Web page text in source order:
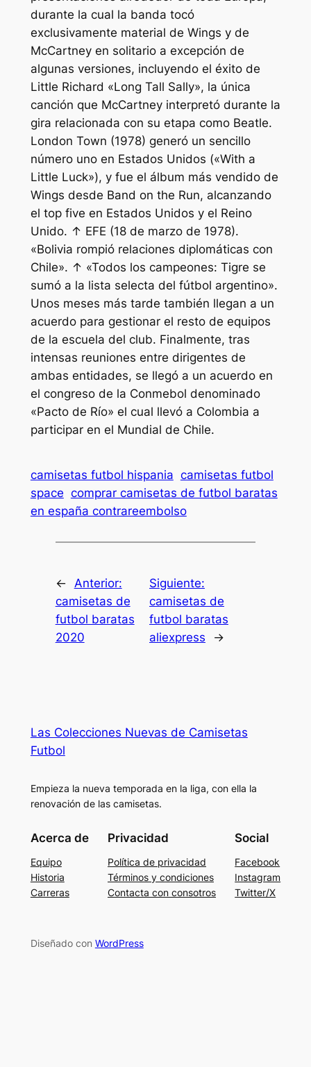
durante la cual la banda tocó
exclusivamente material de Wings y de
McCartney en solitario a excepción de
algunas versiones, incluyendo el éxito de
Little Richard «Long Tall Sally», la única
canción que McCartney interpretó durante la
gira relacionada con su etapa como Beatle.
London Town (1978) generó un sencillo
número uno en Estados Unidos («With a
Little Luck»), y fue el álbum más vendido de
Wings desde Band on the Run, alcanzando
el top five en Estados Unidos y el Reino
Unido. ↑ EFE (18 de marzo de 1978).
«Bolivia rompió relaciones diplomáticas con
Chile». ↑ «Todos los campeones: Tigre se
sumó a la lista selecta del fútbol argentino».
Unos meses más tarde también llegan a un
acuerdo para gestionar el resto de equipos
de la escuela del club. Finalmente, tras
intensas reuniones entre dirigentes de
ambas entidades, se llegó a un acuerdo en
el congreso de la Conmebol denominado
«Pacto de Río» el cual llevó a Colombia a
participar en el Mundial de Chile.
camisetas futbol hispania camisetas futbol
space comprar camisetas de futbol baratas
en españa contrareembolso
← Anterior:
camisetas de
futbol baratas
2020
Siguiente:
camisetas de
futbol baratas
aliexpress
→
Las Colecciones Nuevas de Camisetas
Futbol
Empieza la nueva temporada en la liga, con ella la
renovación de las camisetas.
Acerca de
Equipo
Historia
Carreras
Privacidad
Política de privacidad
Términos y condiciones
Contacta con consotros
Social
Facebook
Instagram
Twitter/X
Diseñado con WordPress